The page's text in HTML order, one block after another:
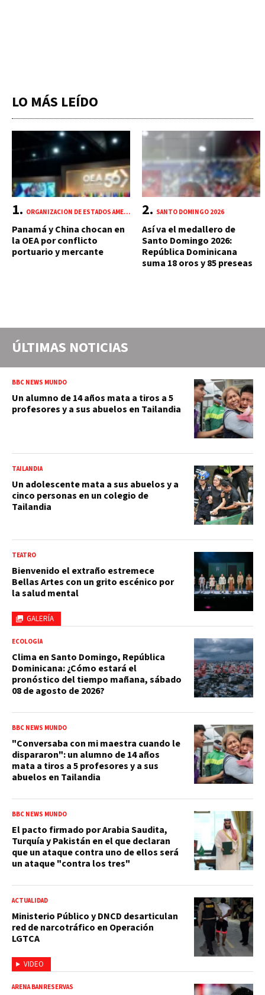
LO MÁS LEÍDO
ORGANIZACIÓN DE ESTADOS AMERICANOS (OEA)
Panamá y China chocan en
la OEA por conflicto
portuario y mercante
SANTO DOMINGO 2026
Así va el medallero de
Santo Domingo 2026:
República Dominicana
suma 18 oros y 85 preseas
ÚLTIMAS NOTICIAS
BBC NEWS MUNDO
Un alumno de 14 años mata a tiros a 5
profesores y a sus abuelos en Tailandia
TAILANDIA
Un adolescente mata a sus abuelos y a
cinco personas en un colegio de
Tailandia
GALERÍA
TEATRO
Bienvenido el extraño estremece
Bellas Artes con un grito escénico por
la salud mental
ECOLOGÍA
Clima en Santo Domingo, República
Dominicana: ¿Cómo estará el
pronóstico del tiempo mañana, sábado
08 de agosto de 2026?
BBC NEWS MUNDO
"Conversaba con mi maestra cuando le
dispararon": un alumno de 14 años
mata a tiros a 5 profesores y a sus
abuelos en Tailandia
BBC NEWS MUNDO
El pacto firmado por Arabia Saudita,
Turquía y Pakistán en el que declaran
que un ataque contra uno de ellos será
un ataque "contra los tres"
VIDEO
ACTUALIDAD
Ministerio Público y DNCD desarticulan
red de narcotráfico en Operación
LGTCA
ARENA BANRESERVAS